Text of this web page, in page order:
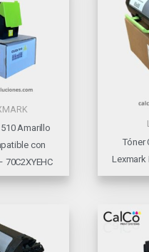
510 Amarillo
con
70C2XYEHC
Tóner
Lexmark